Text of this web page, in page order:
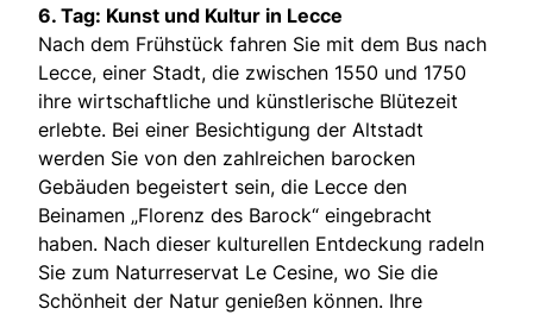
6. Tag: Kunst und Kultur in Lecce
Nach dem Frühstück fahren Sie mit dem Bus nach
Lecce, einer Stadt, die zwischen 1550 und 1750
ihre wirtschaftliche und künstlerische Blütezeit
erlebte. Bei einer Besichtigung der Altstadt
werden Sie von den zahlreichen barocken
Gebäuden begeistert sein, die Lecce den
Beinamen „Florenz des Barock“ eingebracht
haben. Nach dieser kulturellen Entdeckung radeln
Sie zum Naturreservat Le Cesine, wo Sie die
Schönheit der Natur genießen können. Ihre